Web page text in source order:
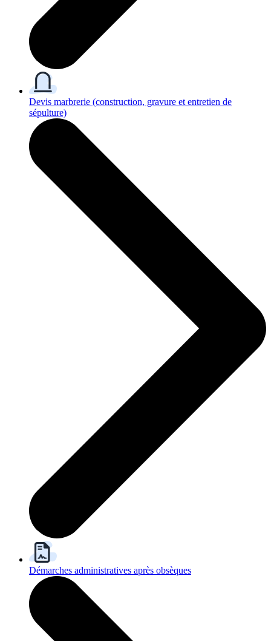
Devis marbrerie (construction, gravure et entretien de
sépulture)
Démarches administratives après obsèques